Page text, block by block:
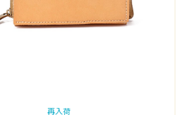
再入荷